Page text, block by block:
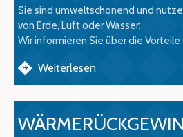
Sie sind umweltschonend und
von Erde, Luft oder Wasser:
Wir informieren Sie über die
Weiterlesen